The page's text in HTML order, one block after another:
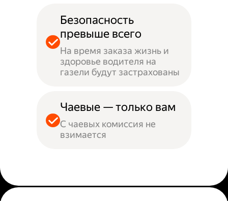
Безопасность
превыше всего
На время заказа жизнь и
здоровье водителя на
газели будут застрахованы
Чаевые — только вам
С чаевых комиссия не
взимается